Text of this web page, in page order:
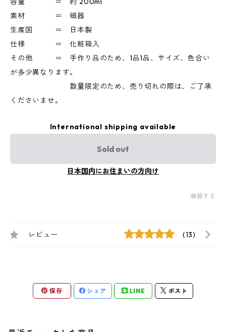
素材 ＝ 磁器
生産国 ＝ 日本製
仕様 ＝ 化粧箱入
その他 ＝ 手作り品のため、1品1品、サイズ、色合い
が多少異なります。
数量限定のため、売り切れの際は、ご了承
くださいませ。
International shipping available
Sold out
日本国内にお住まいの方向け
通報する
レビュー (13)
保存 シェア LINE ポスト